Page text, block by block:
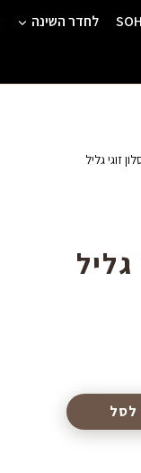
לחדר השינה
זוגי גליל
גליל
לסל